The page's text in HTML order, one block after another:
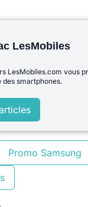
LesMobiles
LesMobiles.com vous
smartphones.
Promo Samsung